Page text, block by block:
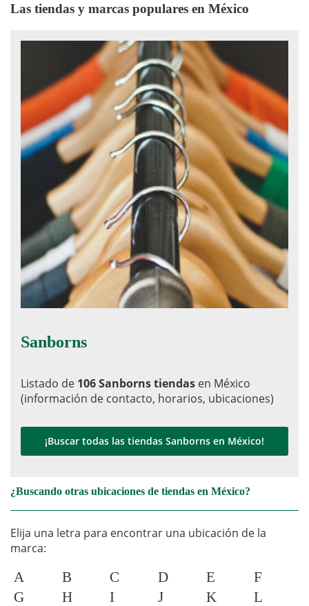
Las tiendas y marcas populares en México
Sanborns
Listado de 106 Sanborns tiendas en México
(información de contacto, horarios, ubicaciones)
¡Buscar todas las tiendas Sanborns en México!
¿Buscando otras ubicaciones de tiendas en México?
Elija una letra para encontrar una ubicación de la
marca:
A B C D E
F
G
H I J K
L